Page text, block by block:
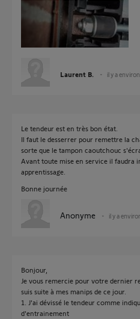
Laurent B. il y a
Le tendeur est en très bon état.
Il faut le desserrer pour remettre la
sorte que le tampon caoutchouc
Avant toute mise en service il faudra
apprentissage.
Bonne journée
Anonyme il y a
Bonjour,
Je vous remercie pour votre dernier
suis suite à mes manips de ce jour.
1. J'ai dévissé le tendeur comme
d'entrainement